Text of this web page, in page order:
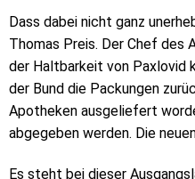
Dass dabei nicht ganz
Thomas Preis. Der Chef des
der Haltbarkeit von Paxlovid
der Bund die Packungen
Apotheken ausgeliefert
abgegeben werden. Die
Es steht bei dieser